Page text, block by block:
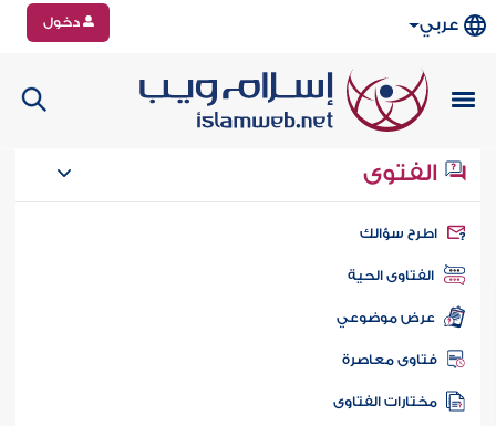
عربي دخول
الفتوى
سؤالك
الفتاوى الحية
عرض موضوعي
فتاوى معاصرة